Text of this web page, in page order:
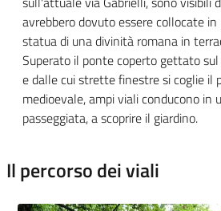
avrebbero dovuto essere collocate
statua di una divinità romana in
Superato il ponte coperto gettato
e dalle cui strette finestre si coglie il
medioevale, ampi viali conducono in
passeggiata, a scoprire il giardino.
Il percorso dei viali